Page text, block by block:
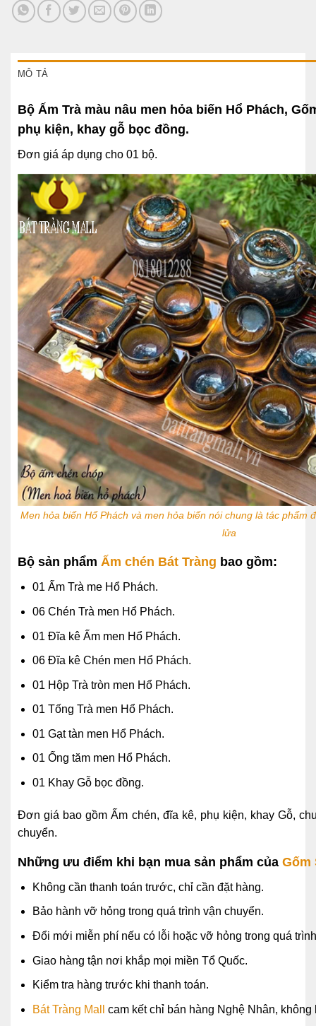
MÔ TẢ
Bộ Ấm Trà màu nâu men hỏa biến Hổ Phách,
phụ kiện, khay gỗ bọc đồng.
Đơn giá áp dụng cho 01 bộ.
Men hỏa biến Hổ Phách và men hỏa biến nói chung là tác phẩm
lửa
Bộ sản phẩm Ấm chén Bát Tràng bao gồm:
01 Ấm Trà me Hổ Phách.
06 Chén Trà men Hổ Phách.
01 Đĩa kê Ấm men Hổ Phách.
06 Đĩa kê Chén men Hổ Phách.
01 Hộp Trà tròn men Hổ Phách.
01 Tống Trà men Hổ Phách.
01 Gạt tàn men Hổ Phách.
01 Ống tăm men Hổ Phách.
01 Khay Gỗ bọc đồng.
Đơn giá bao gồm Ấm chén, đĩa kê, phụ kiện, khay Gỗ,
chuyển.
Những ưu điểm khi bạn mua sản phẩm của Gốm
Không cần thanh toán trước, chỉ cần đặt hàng.
Bảo hành vỡ hỏng trong quá trình vận chuyển.
Đổi mới miễn phí nếu có lỗi hoặc vỡ hỏng trong quá
Giao hàng tận nơi khắp mọi miền Tổ Quốc.
Kiểm tra hàng trước khi thanh toán.
Bát Tràng Mall cam kết chỉ bán hàng Nghệ Nhân, không